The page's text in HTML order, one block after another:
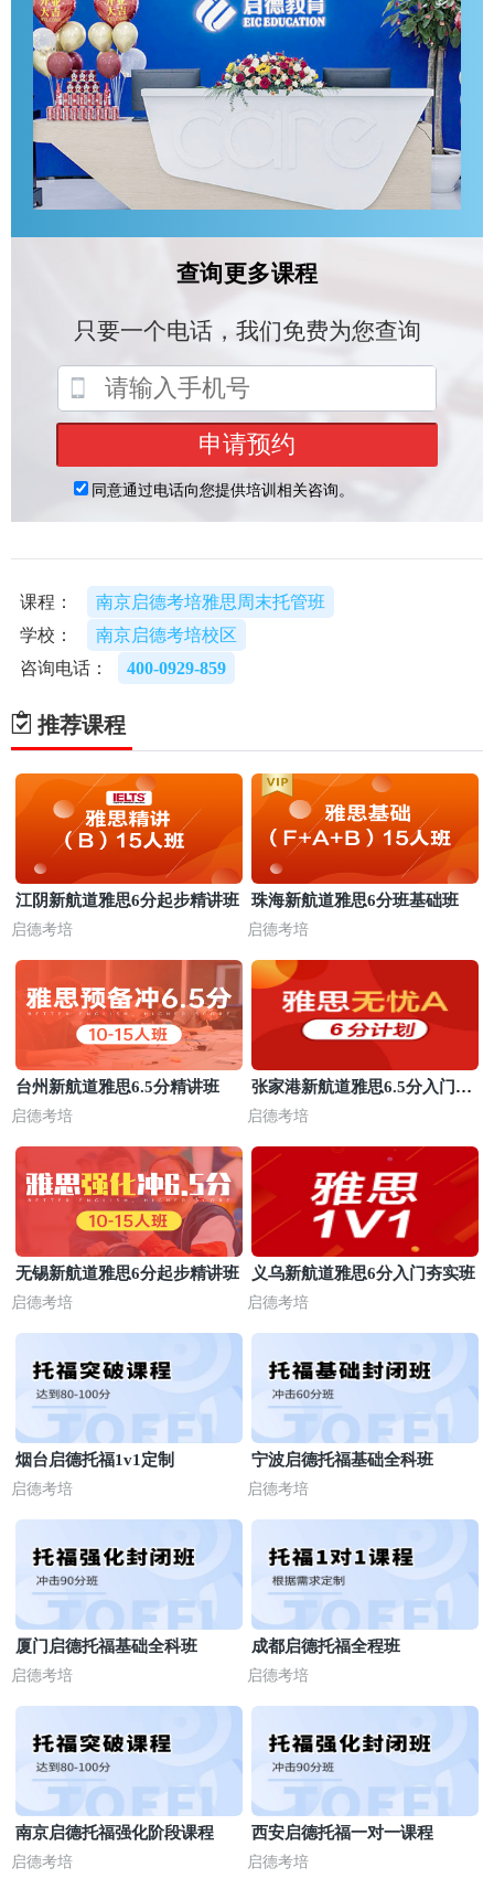
课程：
南京启德考培雅思周末托管班
学校：
南京启德考培校区
咨询电话：
400-0929-859
推荐课程
江阴新航道雅思6分起步精讲班
启德考培
珠海新航道雅思6分班基础班
启德考培
台州新航道雅思6.5分精讲班
启德考培
张家港新航道雅思6.5分入门强
化班
启德考培
无锡新航道雅思6分起步精讲班
启德考培
义乌新航道雅思6分入门夯实班
启德考培
烟台启德托福1v1定制
启德考培
宁波启德托福基础全科班
启德考培
厦门启德托福基础全科班
启德考培
成都启德托福全程班
启德考培
南京启德托福强化阶段课程
启德考培
西安启德托福一对一课程
启德考培